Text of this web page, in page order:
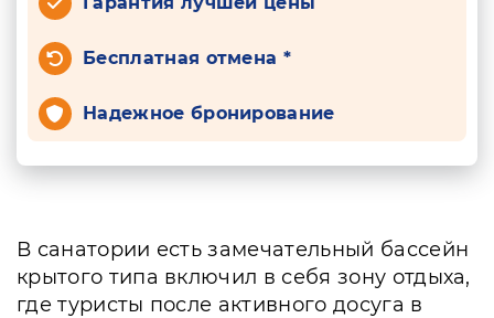
Бесплатная отмена *
Надежное бронирование
В санатории есть замечательный бассейн
крытого типа включил в себя зону отдыха,
где туристы после активного досуга в